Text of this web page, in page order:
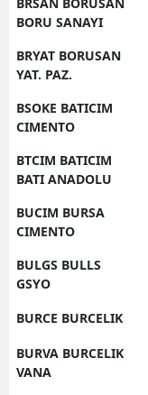
BORU SANAYI
BRYAT BORUSAN
YAT. PAZ.
BSOKE BATICIM
CIMENTO
BTCIM BATICIM
BATI ANADOLU
BUCIM BURSA
CIMENTO
BULGS BULLS
GSYO
BURCE BURCELIK
BURVA BURCELIK
VANA